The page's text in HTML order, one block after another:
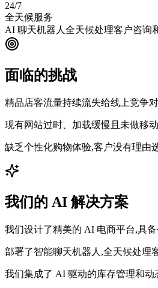
24/7
全天候服务
AI 聊天机器人全天候处理客户咨询
面临的挑战
精品店客流量持续流失给线上竞争
现有网站过时、加载缓慢且未做移
缺乏个性化购物体验,客户没有理由
我们的 AI 解决方案
我们设计了精美的 AI 电商平台,具
部署了智能聊天机器人,全天候处理
我们集成了 AI 驱动的库存管理和动